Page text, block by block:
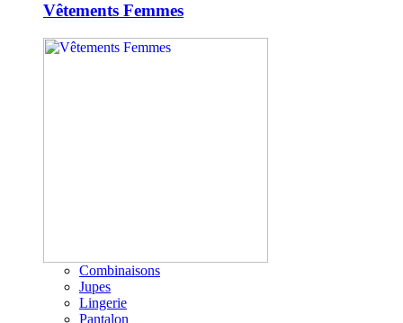
Vêtements Femmes
Combinaisons
Jupes
Lingerie
Pantalon